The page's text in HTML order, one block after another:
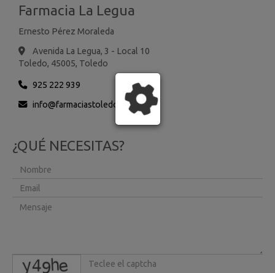
Farmacia La Legua
Ernesto Pérez Moraleda
Avenida La Legua, 3 - Local 10
Toledo, 45005, Toledo
925 222 939
info
farmaciastoledo.es
¿QUÉ NECESITAS?
captcha